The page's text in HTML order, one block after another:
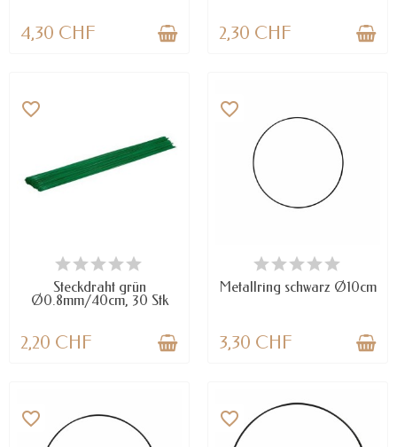
4,30 CHF 2,30 CHF
VERFÜGBAR
favorite_border
Steckdraht grün
Ø0.8mm/40cm, 30 Stk
2,20 CHF
NUR NOCH WENIGE TEILE
VERFÜGBAR
favorite_border
Metallring schwarz Ø10cm
3,30 CHF
favorite_border favorite_border